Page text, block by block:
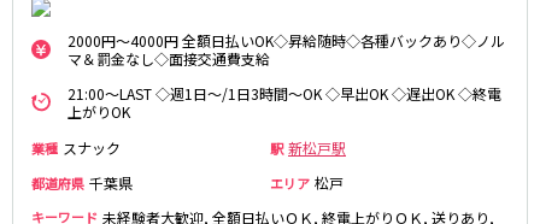
2000円～4000円 全額日払いOK◇昇給随時◇各種バックあり◇ノル
マ＆罰金なし◇面接交通費支給
21:00～LAST ◇週1日～/1日3時間～OK ◇早出OK ◇遅出OK ◇終電
上がりOK
業種 スナック 駅 新松戸駅
都道府県 千葉県 エリア 松戸
キーワード 未経験者大歓迎, 全額日払いＯＫ, 終電上がりＯＫ, 送りあり,
土浦
水戸
取手
茨城県南
神栖・鹿嶋
勝田
北茨城
淡路町駅
四ツ谷駅
四谷三丁目駅
JR京浜東北線
新橋駅
関内駅
上野駅
大宮駅